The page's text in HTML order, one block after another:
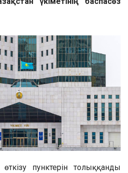
өткізу пунктерін толыққанды